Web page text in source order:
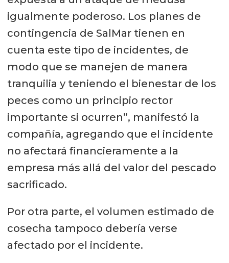
igualmente poderoso. Los planes de
contingencia de SalMar tienen en
cuenta este tipo de incidentes, de
modo que se manejen de manera
tranquilia y teniendo el bienestar de los
peces como un principio rector
importante si ocurren”, manifestó la
compañía, agregando que el incidente
no afectará financieramente a la
empresa más allá del valor del pescado
sacrificado.
Por otra parte, el volumen estimado de
cosecha tampoco debería verse
afectado por el incidente.